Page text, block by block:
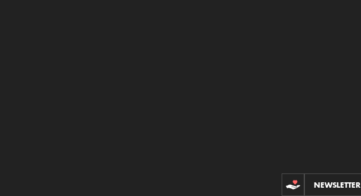
CONTRIBUCIONES
NEWSLETTER